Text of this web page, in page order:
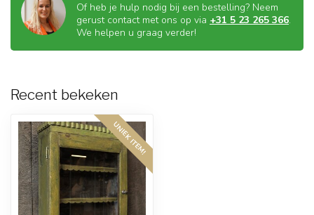
Of heb je hulp nodig bij een bestelling? Neem
gerust contact met ons op via +31 5 23 265 366.
We helpen u graag verder!
Recent bekeken
UNIEK ITEM!